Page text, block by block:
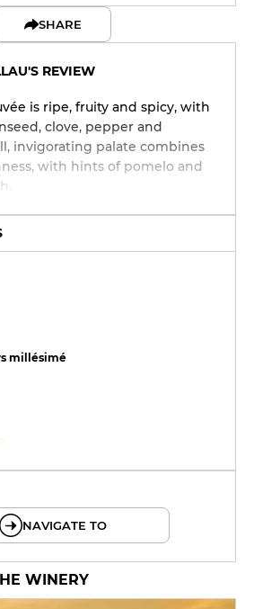
SHARE
REVIEW
is ripe, fruity and spicy, with
clove, pepper and
invigorating palate combines
with hints of pomelo and
millésimé
NAVIGATE TO
WINERY